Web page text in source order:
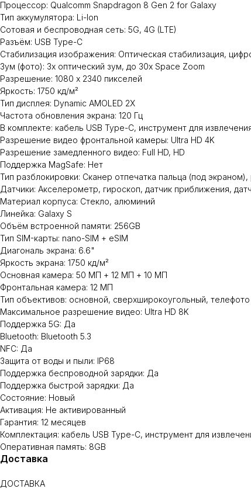
Процессор: Qualcomm Snapdragon 8 Gen 2 for Galaxy
Тип аккумулятора: Li-Ion
Сотовая и беспроводная сеть: 5G, 4G (LTE)
Разъём: USB Type-C
Стабилизация изображения: Оптическая стабилизация,
Зум (фото): 3x оптический зум, до 30x Space Zoom
Разрешение: 1080 x 2340 пикселей
Яркость: 1750 кд/м²
Тип дисплея: Dynamic AMOLED 2X
Частота обновления экрана: 120 Гц
В комплекте: кабель USB Type-C, инструмент для
Разрешение видео фронтальной камеры: Ultra HD 4K
Разрешение замедленного видео: Full HD, HD
Поддержка MagSafe: Нет
Тип разблокировки: Сканер отпечатка пальца (под
Датчики: Акселерометр, гироскоп, датчик приближения,
Материал корпуса: Стекло, алюминий
Линейка: Galaxy S
Объём встроенной памяти: 256GB
Тип SIM-карты: nano-SIM + eSIM
Диагональ экрана: 6.6"
Яркость экрана: 1750 кд/м²
Основная камера: 50 МП + 12 МП + 10 МП
Фронтальная камера: 12 МП
Тип объективов: основной, сверхширокоугольный, телефото
Максимальное разрешение видео: Ultra HD 8K
Поддержка 5G: Да
Bluetooth: Bluetooth 5.3
NFC: Да
Защита от воды и пыли: IP68
Поддержка беспроводной зарядки: Да
Поддержка быстрой зарядки: Да
Состояние: Новый
Активация: Не активированный
Гарантия: 12 месяцев
Комплектация: кабель USB Type-C, инструмент для
Оперативная память: 8GB
Доставка
ДОСТАВКА